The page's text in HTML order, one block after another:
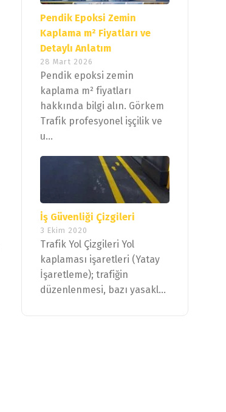
Pendik Epoksi Zemin
Kaplama m² Fiyatları ve
Detaylı Anlatım
28 Mart 2026
Pendik epoksi zemin
kaplama m² fiyatları
hakkında bilgi alın. Görkem
Trafik profesyonel işçilik ve
u...
İş Güvenliği Çizgileri
3 Ekim 2020
Trafik Yol Çizgileri Yol
kaplaması işaretleri (Yatay
İşaretleme); trafiğin
düzenlenmesi, bazı yasakl...